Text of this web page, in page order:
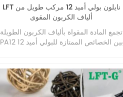
LFT نايلون بولي أميد 12 مركب طويل من
ألياف الكربون المقوى
تجمع المادة المقواة بألياف الكربون الطويلة
PA12 بين الخصائص الممتازة للبولي أميد 12
، ومقاومة للصدمات، وثبات الأبعاد، مما
يجعله مثاليًا للتطبيقات الصعبة في قطاعات